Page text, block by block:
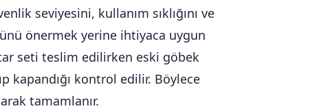
seviyesini, kullanım sıklığını ve
önermek yerine ihtiyaca uygun
seti teslim edilirken eski göbek
kapandığı kontrol edilir. Böylece
tamamlanır.